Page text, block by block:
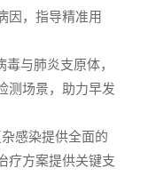
因，指导精准用
与肺炎支原体，
测场景，助力早发
感染提供全面的
疗方案提供关键支